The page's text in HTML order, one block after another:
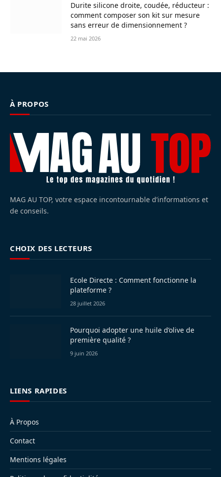
Durite silicone droite, coudée, réducteur :
comment composer son kit sur mesure
sans erreur de dimensionnement ?
22 mai 2026
À PROPOS
MAG AU TOP, votre espace incontournable d’informations et
de conseils.
CHOIX DES LECTEURS
Ecole Directe : Comment fonctionne la
plateforme ?
28 juillet 2026
Pourquoi adopter une huile d’olive de
première qualité ?
9 juin 2026
LIENS RAPIDES
À Propos
Contact
Mentions légales